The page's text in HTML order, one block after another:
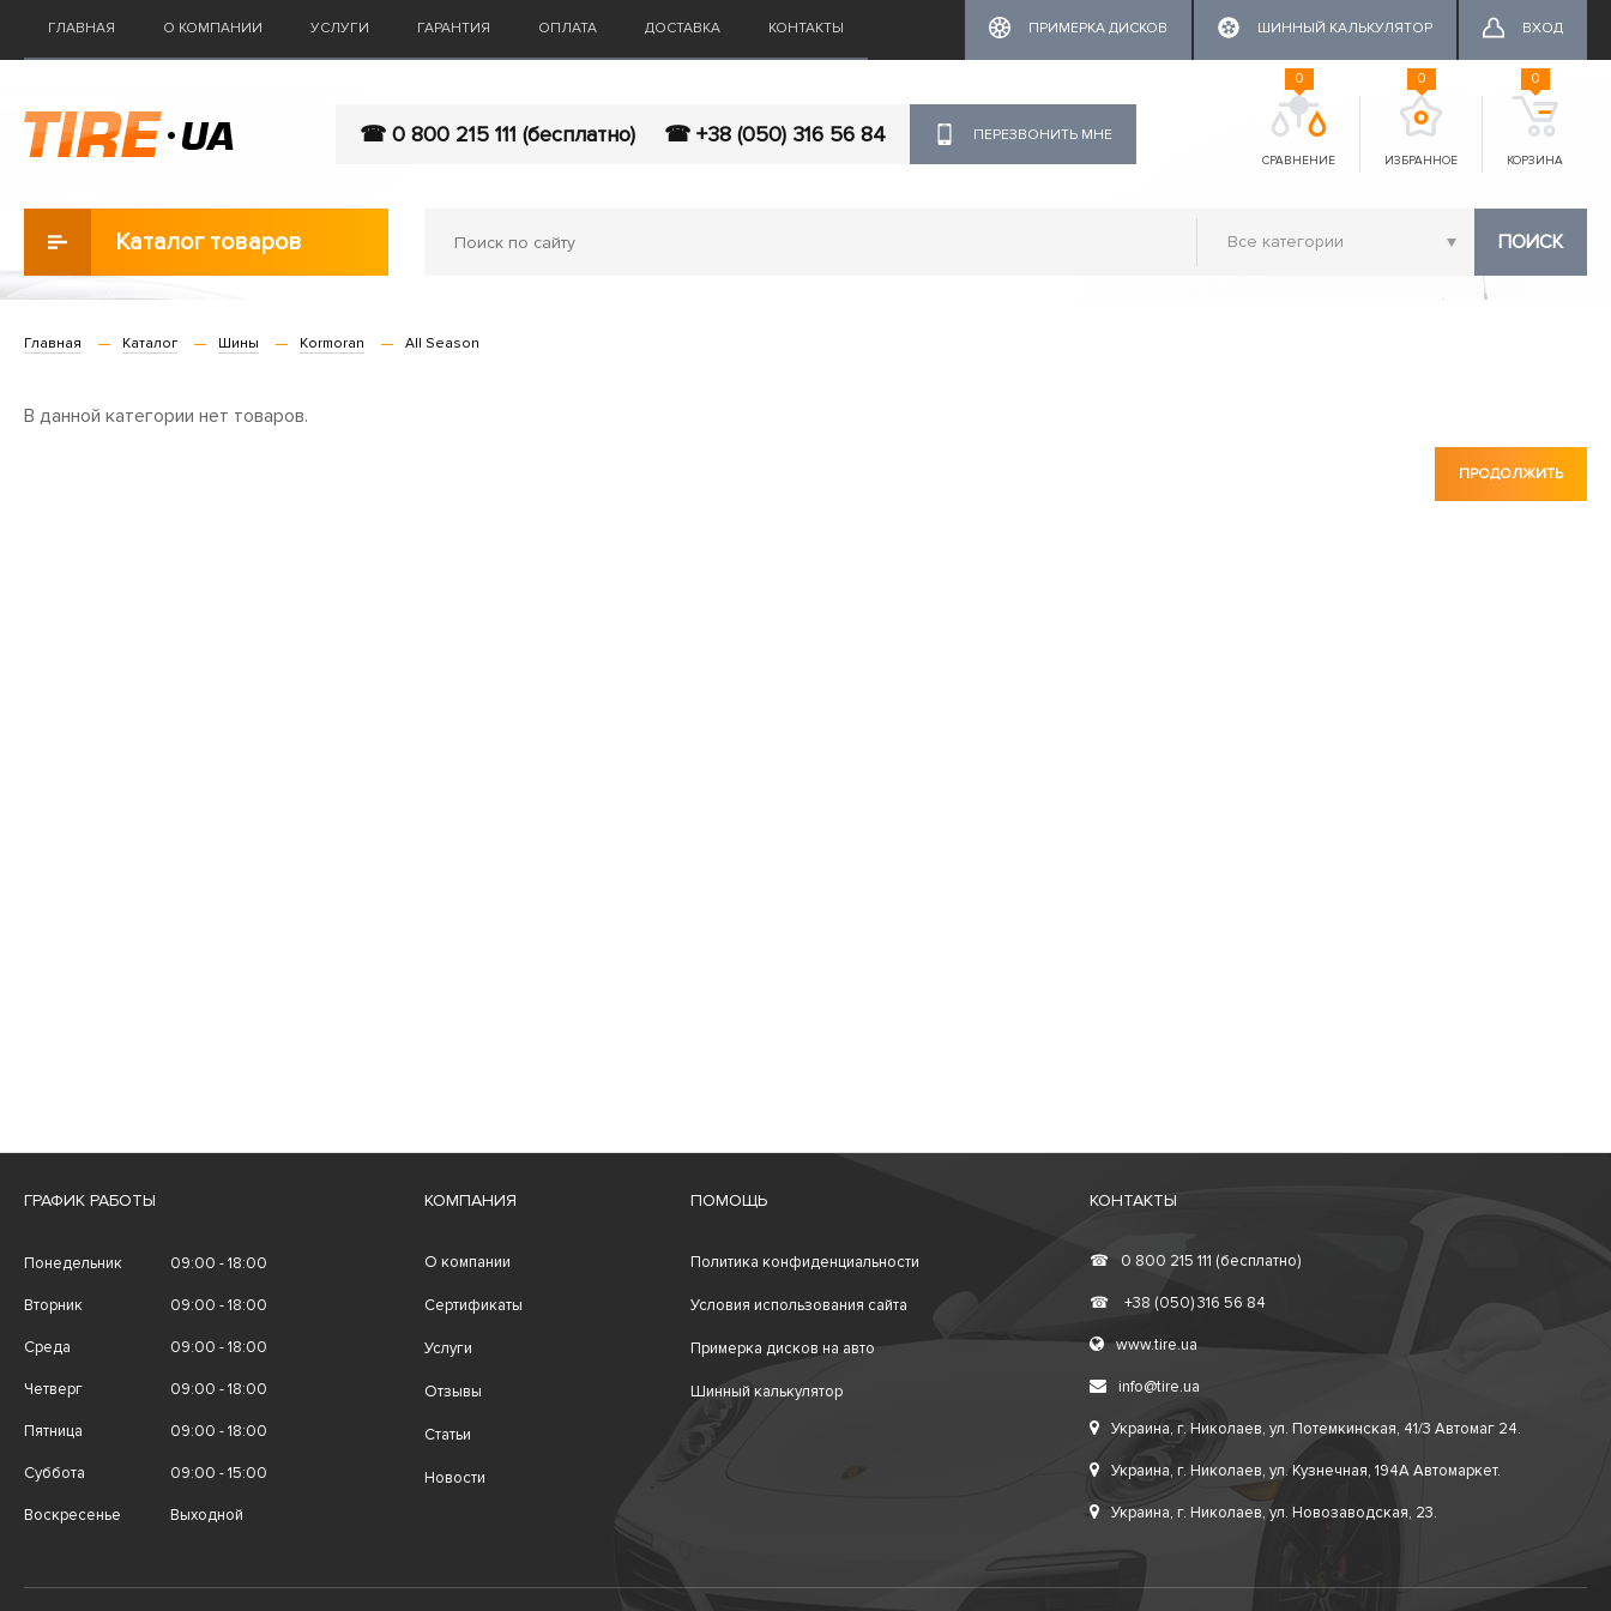
ГЛАВНАЯ О КОМПАНИИ УСЛУГИ ГАРАНТИЯ ОПЛАТА ДОСТАВКА КОНТАКТЫ ПРИМЕРКА ДИСКОВ ШИННЫЙ КАЛЬКУЛЯТОР ВХОД
☎ 0 800 215 111 (бесплатно) ☎ +38 (050) 316 56 84 ПЕРЕЗВОНИТЬ МНЕ
СРАВНЕНИЕ
0
ИЗБРАННОЕ
0
КОРЗИНА
0
Каталог товаров ПОИСК
Главная Каталог Шины Kormoran All Season
В данной категории нет товаров.
ПРОДОЛЖИТЬ
ГРАФИК РАБОТЫ
Понедельник 09:00 - 18:00
Вторник 09:00 - 18:00
Среда 09:00 - 18:00
Четверг 09:00 - 18:00
Пятница 09:00 - 18:00
Суббота 09:00 - 15:00
Воскресенье Выходной
КОМПАНИЯ
О компании
Сертификаты
Услуги
Отзывы
Статьи
Новости
ПОМОЩЬ
Политика конфиденциальности
Условия использования сайта
Примерка дисков на авто
Шинный калькулятор
КОНТАКТЫ
☎ 0 800 215 111 (бесплатно)
☎ +38 (050) 316 56 84
www.tire.ua
info@tire.ua
Украина, г. Николаев, ул. Потемкинская, 41/3 Автомаг 24.
Украина, г. Николаев, ул. Кузнечная, 194А Автомаркет.
Украина, г. Николаев, ул. Новозаводская, 23.